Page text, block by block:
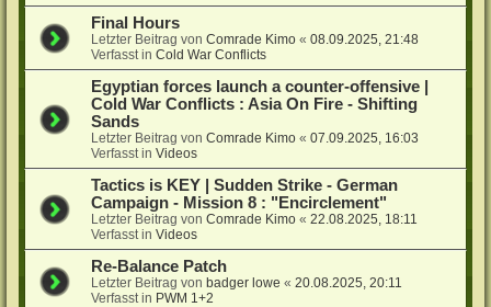
Final Hours
Letzter Beitrag vonComrade Kimo «08.09.2025, 21:48
Verfasst inCold War Conflicts
Egyptian forces launch a counter-offensive |
Cold War Conflicts : Asia On Fire - Shifting
Sands
Letzter Beitrag vonComrade Kimo «07.09.2025, 16:03
Verfasst inVideos
Tactics is KEY | Sudden Strike - German
Campaign - Mission 8 : "Encirclement"
Letzter Beitrag vonComrade Kimo «22.08.2025, 18:11
Verfasst inVideos
Re-Balance Patch
Letzter Beitrag vonbadger lowe «20.08.2025, 20:11
Verfasst in PWM 1+2